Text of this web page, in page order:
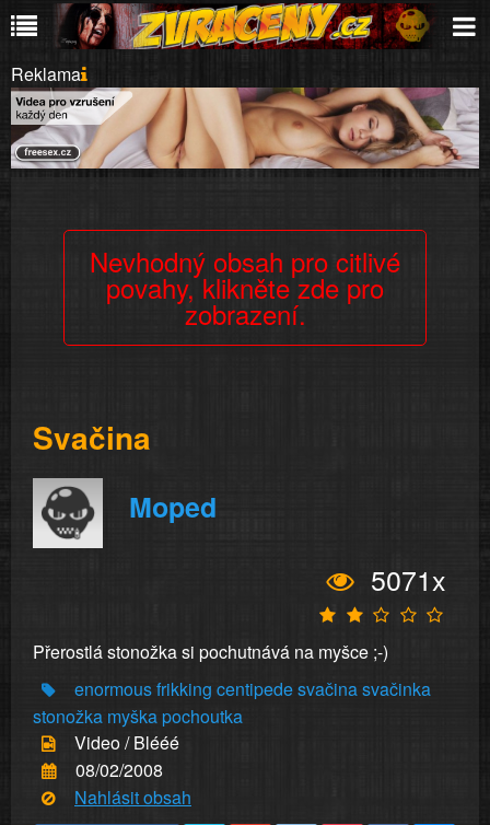
Reklama
Nevhodný obsah pro citlivé
povahy, klikněte zde pro
zobrazení.
Svačina
Moped
5071x
Přerostlá stonožka si pochutnává na myšce ;-)
enormousfrikking centipedesvačinasvačinka
stonožka myškapochoutka
Video / Blééé
08/02/2008
Nahlásit obsah